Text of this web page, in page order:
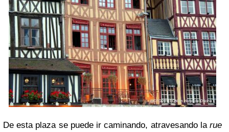
De esta plaza se puede ir caminando, atravesando la rue